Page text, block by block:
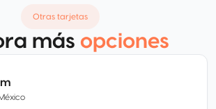
Otras tarjetas
más opciones